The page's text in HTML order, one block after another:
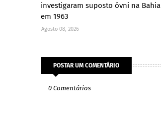
investigaram suposto óvni na Bahia
em 1963
Agosto 08, 2026
POSTAR UM COMENTÁRIO
0 Comentários